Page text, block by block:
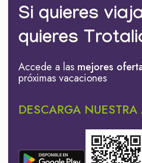
Si quieres
quieres
Accede a las mejores
próximas vacaciones
DESCARGA NUESTRA